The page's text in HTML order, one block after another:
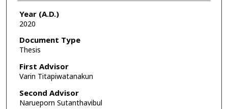
Year (A.D.)
2020
Document Type
Thesis
First Advisor
Varin Titapiwatanakun
Second Advisor
Narueporn Sutanthavibul